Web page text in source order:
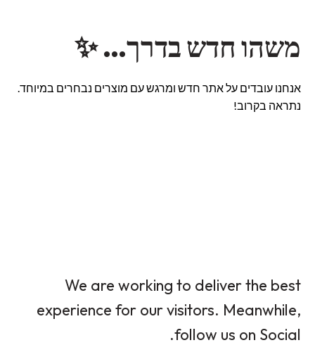
משהו חדש בדרך… ✨
אנחנו עובדים על אתר חדש ומרגש עם מוצרים נבחרים במיוחד.
נתראה בקרוב!
We are working to deliver the best
experience for our visitors. Meanwhile,
follow us on Social.